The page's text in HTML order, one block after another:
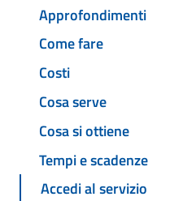
Approfondimenti
Come fare
Costi
Cosa serve
Cosa si ottiene
Tempi e scadenze
Accedi al servizio